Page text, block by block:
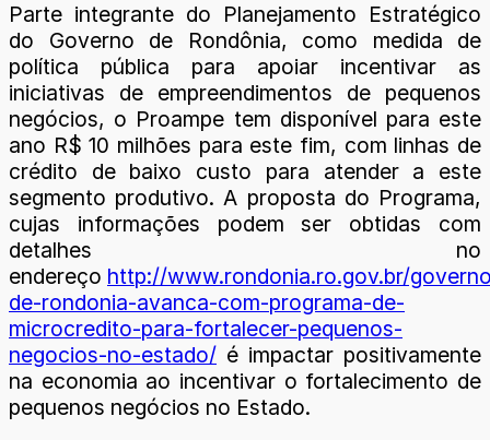
Parte integrante do Planejamento Estratégico
do Governo de Rondônia, como medida de
política pública para apoiar incentivar as
iniciativas de empreendimentos de pequenos
negócios, o Proampe tem disponível para este
ano R$ 10 milhões para este fim, com linhas de
crédito de baixo custo para atender a este
segmento produtivo. A proposta do Programa,
cujas informações podem ser obtidas com
detalhes no
endereço http://www.rondonia.ro.gov.br/
de-rondonia-avanca-com-programa-de-
microcredito-para-fortalecer-pequenos-
negocios-no-estado/ é impactar positivamente
na economia ao incentivar o fortalecimento de
pequenos negócios no Estado.